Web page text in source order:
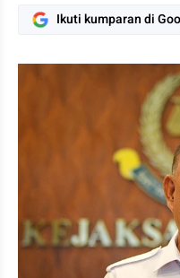
Ikuti kumparan di